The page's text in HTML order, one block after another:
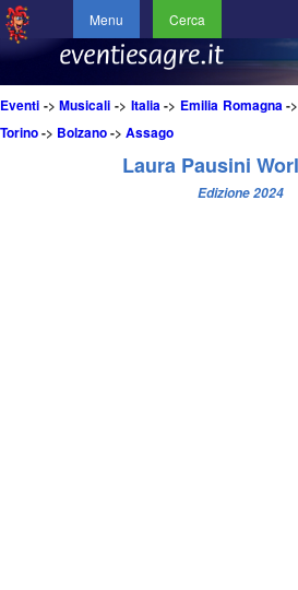
Menu Cerca
Eventi ->Musicali -> Italia-> Emilia Romagna->
Torino-> Bolzano-> Assago
Laura Pausini
Edizione 2024